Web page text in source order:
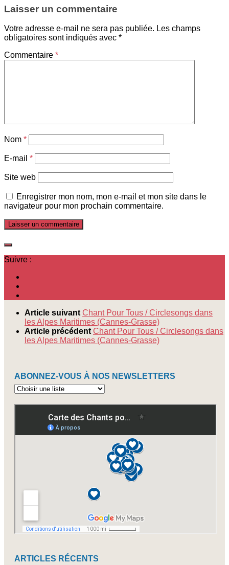
Laisser un commentaire
Votre adresse e-mail ne sera pas publiée. Les champs
obligatoires sont indiqués avec *
Commentaire *
Nom *
E-mail *
Site web
Enregistrer mon nom, mon e-mail et mon site dans le
navigateur pour mon prochain commentaire.
Suivre :
Article suivant Chant Pour Tous / Circlesongs dans
les Alpes Maritimes (Cannes-Grasse)
Article précédent Chant Pour Tous / Circlesongs dans
les Alpes Maritimes (Cannes-Grasse)
ABONNEZ-VOUS À NOS NEWSLETTERS
Abonnez-
à
newsletters
ARTICLES RÉCENTS